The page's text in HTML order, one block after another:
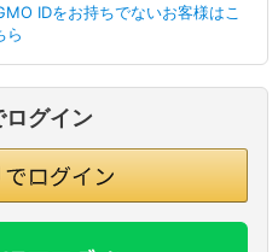
IDをお持ちでないお客様はこ
ら
ログイン